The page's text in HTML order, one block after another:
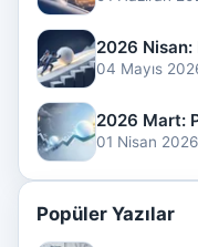
2026
04 Mayıs
2026 Mart:
01 Nisan 2026
Popüler Yazılar